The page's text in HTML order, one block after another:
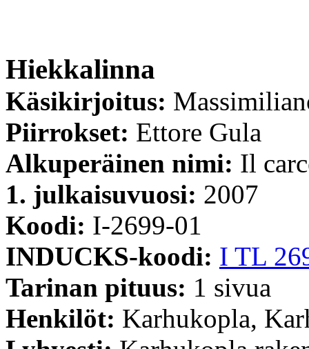
Hiekkalinna
Käsikirjoitus:
Piirrokset: Ettore Gula
Alkuperäinen nimi: Il
1. julkaisuvuosi: 2007
Koodi: I-2699-01
INDUCKS-koodi: I TL
Tarinan pituus: 1 sivua
Henkilöt: Karhukopla,